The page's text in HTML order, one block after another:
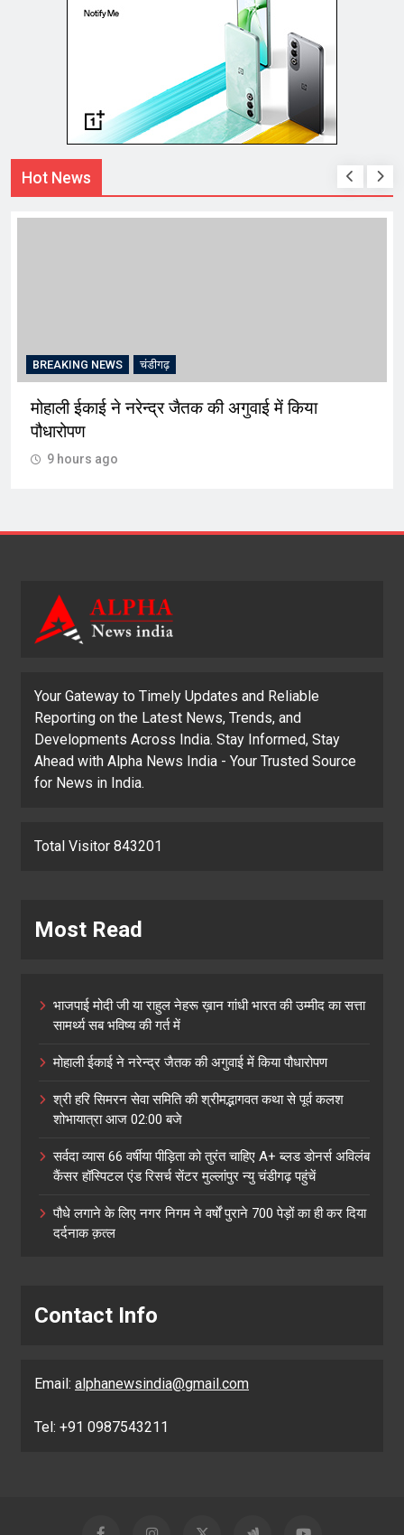
Hot News
BREAKING NEWS चंडीगढ़
मोहाली ईकाई ने नरेन्द्र जैतक की अगुवाई में किया
पौधारोपण
9 hours ago
Your Gateway to Timely Updates and Reliable
Reporting on the Latest News, Trends, and
Developments Across India. Stay Informed, Stay
Ahead with Alpha News India - Your Trusted Source
for News in India.
Total Visitor 843201
Most Read
भाजपाई मोदी जी या राहुल नेहरू ख़ान गांधी भारत की उम्मीद का सत्ता
सामर्थ्य सब भविष्य की गर्त में
मोहाली ईकाई ने नरेन्द्र जैतक की अगुवाई में किया पौधारोपण
श्री हरि सिमरन सेवा समिति की श्रीमद्भागवत कथा से पूर्व कलश
शोभायात्रा आज 02:00 बजे
सर्वदा व्यास 66 वर्षीया पीड़िता को तुरंत चाहिए A+ ब्लड डोनर्स अविलंब
कैंसर हॉस्पिटल एंड रिसर्च सेंटर मुल्लांपुर न्यु चंडीगढ़ पहुंचें
पौधे लगाने के लिए नगर निगम ने वर्षों पुराने 700 पेड़ों का ही कर दिया
दर्दनाक क़त्ल
Contact Info
Email: alphanewsindia@gmail.com
Tel: +91 0987543211